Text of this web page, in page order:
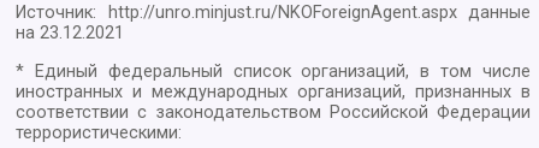
Источник: http://unro.minjust.ru/NKOForeignAgent.aspxданные
на23.12.2021
* Единый федеральный список организаций, в том числе
иностранных и международных организаций, признанных в
соответствии с законодательством Российской Федерации
террористическими: